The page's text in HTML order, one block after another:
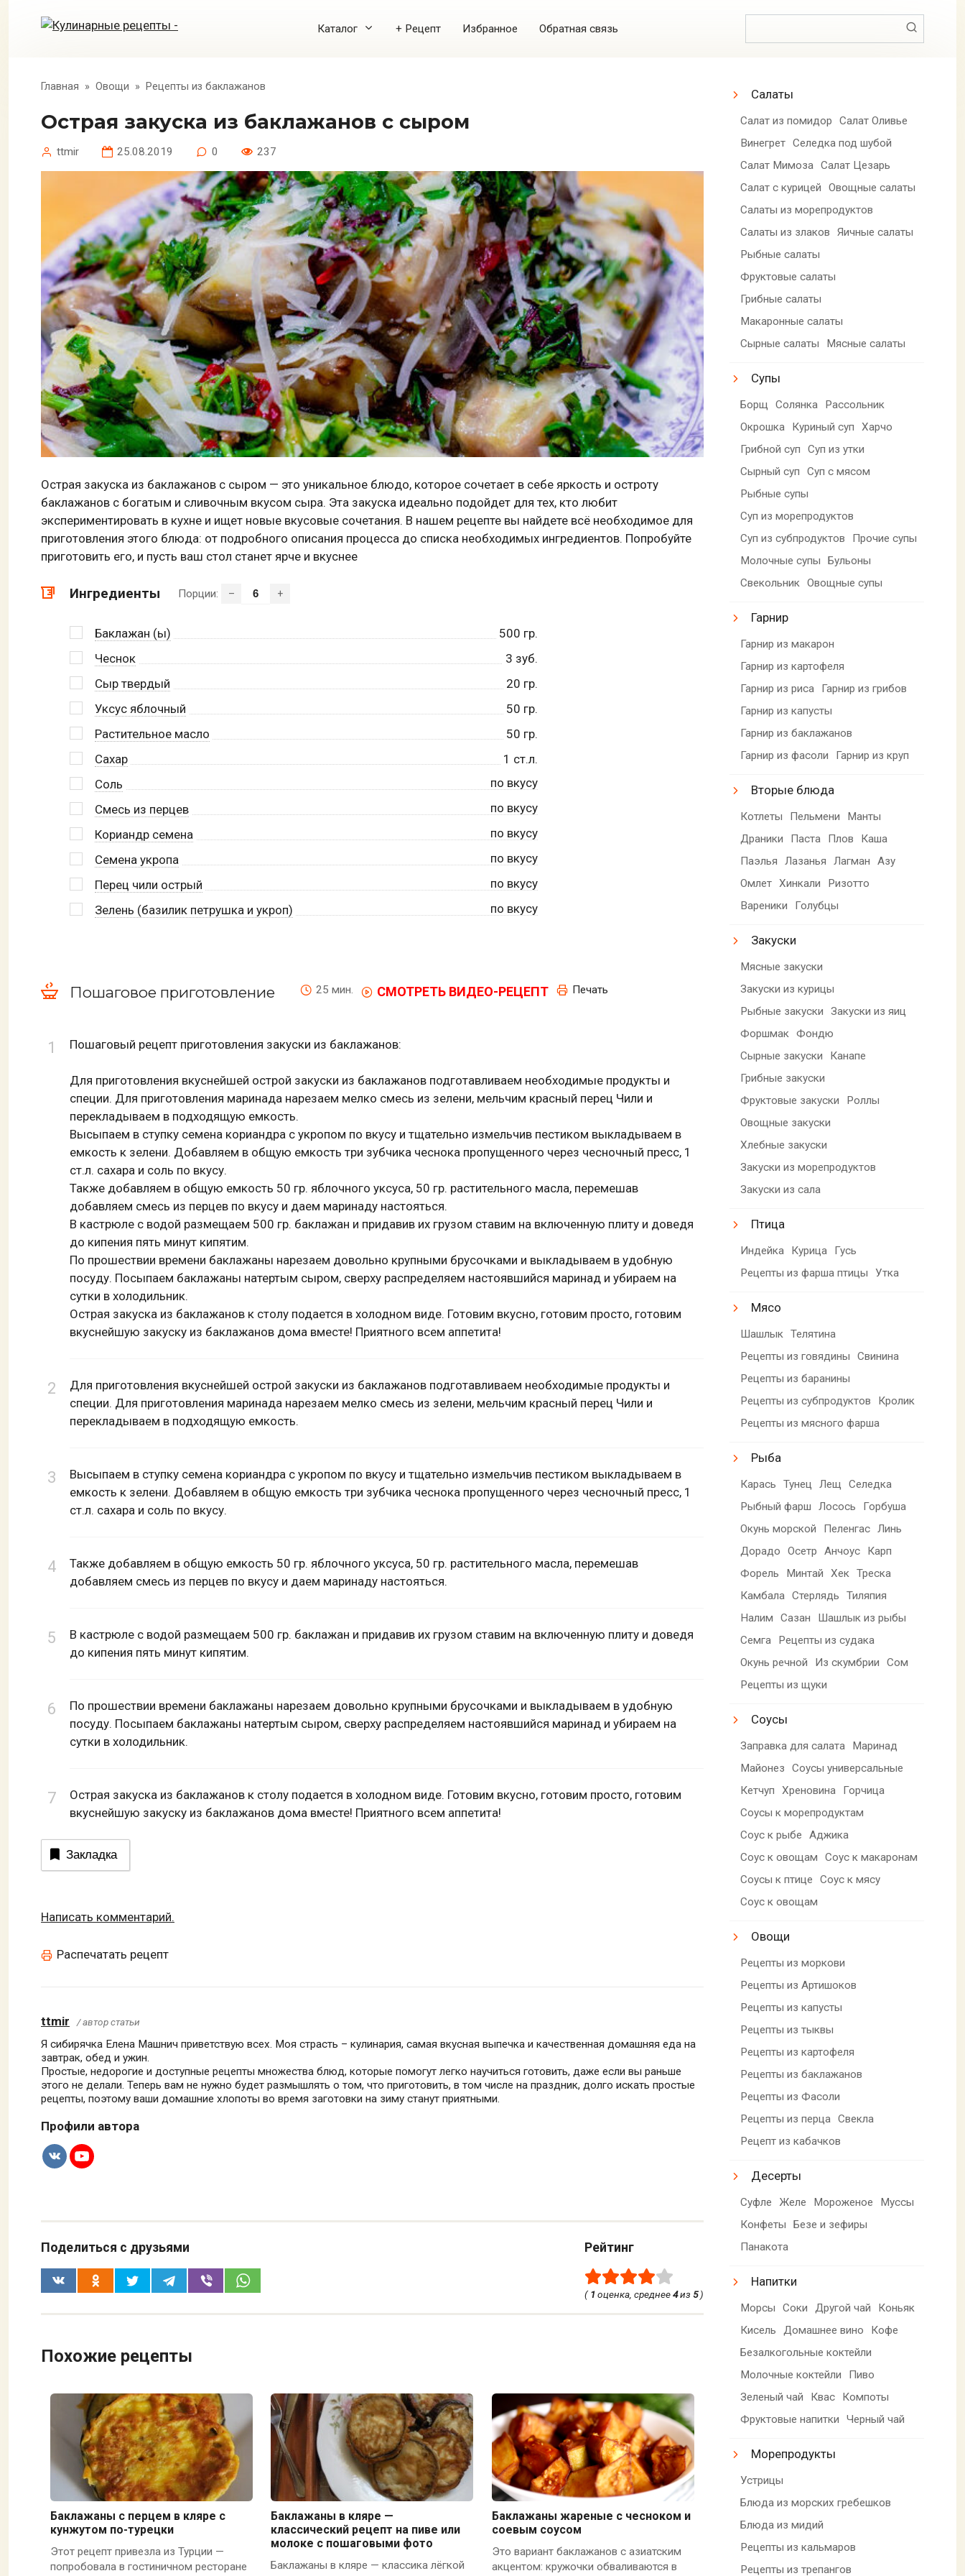
Каталог + Рецепт Избранное Обратная связь
Главная » Овощи » Рецепты из баклажанов
Острая закуска из баклажанов с сыром
ttmir 25.08.2019 0 237
Острая закуска из баклажанов с сыром — это уникальное блюдо, которое сочетает в себе яркость и остроту
баклажанов с богатым и сливочным вкусом сыра. Эта закуска идеально подойдет для тех, кто любит
экспериментировать в кухне и ищет новые вкусовые сочетания. В нашем рецепте вы найдете всё необходимое для
приготовления этого блюда: от подробного описания процесса до списка необходимых ингредиентов. Попробуйте
приготовить его, и пусть ваш стол станет ярче и вкуснее
Ингредиенты Порции: – +
Баклажан (ы) 500 гр.
Чеснок
3 зуб.
Сыр твердый
20 гр.
Уксус яблочный
50 гр.
Растительное масло
50 гр.
Сахар
1 ст.л.
Соль
по вкусу
Смесь из перцев
по вкусу
Кориандр семена
по вкусу
Семена укропа
по вкусу
Перец чили острый
по вкусу
Зелень (базилик петрушка и укроп)
по вкусу
Пошаговое приготовление 25 мин. СМОТРЕТЬ ВИДЕО-РЕЦЕПТ Печать
Пошаговый рецепт приготовления закуски из баклажанов:
Для приготовления вкуснейшей острой закуски из баклажанов подготавливаем необходимые продукты и
специи. Для приготовления маринада нарезаем мелко смесь из зелени, мельчим красный перец Чили и
перекладываем в подходящую емкость.
Высыпаем в ступку семена кориандра с укропом по вкусу и тщательно измельчив пестиком выкладываем в
емкость к зелени. Добавляем в общую емкость три зубчика чеснока пропущенного через чесночный пресс, 1
ст.л. сахара и соль по вкусу.
Также добавляем в общую емкость 50 гр. яблочного уксуса, 50 гр. растительного масла, перемешав
добавляем смесь из перцев по вкусу и даем маринаду настояться.
В кастрюле с водой размещаем 500 гр. баклажан и придавив их грузом ставим на включенную плиту и доведя
до кипения пять минут кипятим.
По прошествии времени баклажаны нарезаем довольно крупными брусочками и выкладываем в удобную
посуду. Посыпаем баклажаны натертым сыром, сверху распределяем настоявшийся маринад и убираем на
сутки в холодильник.
Острая закуска из баклажанов к столу подается в холодном виде. Готовим вкусно, готовим просто, готовим
вкуснейшую закуску из баклажанов дома вместе! Приятного всем аппетита!
Для приготовления вкуснейшей острой закуски из баклажанов подготавливаем необходимые продукты и
специи. Для приготовления маринада нарезаем мелко смесь из зелени, мельчим красный перец Чили и
перекладываем в подходящую емкость.
Высыпаем в ступку семена кориандра с укропом по вкусу и тщательно измельчив пестиком выкладываем в
емкость к зелени. Добавляем в общую емкость три зубчика чеснока пропущенного через чесночный пресс, 1
ст.л. сахара и соль по вкусу.
Также добавляем в общую емкость 50 гр. яблочного уксуса, 50 гр. растительного масла, перемешав
добавляем смесь из перцев по вкусу и даем маринаду настояться.
В кастрюле с водой размещаем 500 гр. баклажан и придавив их грузом ставим на включенную плиту и доведя
до кипения пять минут кипятим.
По прошествии времени баклажаны нарезаем довольно крупными брусочками и выкладываем в удобную
посуду. Посыпаем баклажаны натертым сыром, сверху распределяем настоявшийся маринад и убираем на
сутки в холодильник.
Острая закуска из баклажанов к столу подается в холодном виде. Готовим вкусно, готовим просто, готовим
вкуснейшую закуску из баклажанов дома вместе! Приятного всем аппетита!
Закладка
Написать комментарий.
Распечатать рецепт
ttmir / автор статьи
Я сибирячка Елена Машнич приветствую всех. Моя страсть – кулинария, самая вкусная выпечка и качественная домашняя еда на
завтрак, обед и ужин.
Простые, недорогие и доступные рецепты множества блюд, которые помогут легко научиться готовить, даже если вы раньше
этого не делали. Теперь вам не нужно будет размышлять о том, что приготовить, в том числе на праздник, долго искать простые
рецепты, поэтому ваши домашние хлопоты во время заготовки на зиму станут приятными.
Профили автора
Поделиться с друзьями Рейтинг
( 1оценка, среднее4из 5)
Похожие рецепты
Баклажаны с перцем в кляре с
кунжутом по-турецки
Этот рецепт привезла из Турции —
попробовала в гостиничном ресторане
Баклажаны в кляре —
классический рецепт на пиве или
молоке с пошаговыми фото
Баклажаны в кляре — классика лёгкой
Баклажаны жареные с чесноком и
соевым соусом
Это вариант баклажанов с азиатским
акцентом: кружочки обваливаются в
Салаты
Салат из помидор
Салат Оливье
Винегрет Селедка под шубой
Салат Мимоза Салат Цезарь
Салат с курицей
Овощные салаты
Салаты из морепродуктов
Салаты из злаков
Яичные салаты
Рыбные салаты
Фруктовые салаты
Грибные салаты
Макаронные салаты
Сырные салаты
Мясные салаты
Супы
Борщ Солянка
Рассольник
Окрошка
Куриный суп
Харчо
Грибной суп
Суп из утки
Сырный суп
Суп с мясом
Рыбные супы
Суп из морепродуктов
Суп из субпродуктов
Прочие супы
Молочные супы
Бульоны
Свекольник Овощные супы
Гарнир
Гарнир из макарон
Гарнир из картофеля
Гарнир из риса
Гарнир из грибов
Гарнир из капусты
Гарнир из баклажанов
Гарнир из фасоли
Гарнир из круп
Вторые блюда
Котлеты Пельмени
Манты
Драники
Паста Плов
Каша
Паэлья
Лазанья Лагман
Азу
Омлет Хинкали
Ризотто
Вареники
Голубцы
Закуски
Мясные закуски
Закуски из курицы
Рыбные закуски
Закуски из яиц
Форшмак Фондю
Сырные закуски
Канапе
Грибные закуски
Фруктовые закуски
Роллы
Овощные закуски
Хлебные закуски
Закуски из морепродуктов
Закуски из сала
Птица
Индейка Курица
Гусь
Рецепты из фарша птицы
Утка
Мясо
Шашлык Телятина
Рецепты из говядины
Свинина
Рецепты из баранины
Рецепты из субпродуктов
Кролик
Рецепты из мясного фарша
Рыба
Карась Тунец Лещ
Селедка
Рыбный фарш
Лосось
Горбуша
Окунь морской
Пеленгас Линь
Дорадо
Осетр Анчоус
Карп
Форель
Минтай Хек Треска
Камбала Стерлядь
Тиляпия
Налим
Сазан
Шашлык из рыбы
Семга
Рецепты из судака
Окунь речной
Из скумбрии
Сом
Рецепты из щуки
Соусы
Заправка для салата
Маринад
Майонез
Соусы универсальные
Кетчуп
Хреновина
Горчица
Соусы к морепродуктам
Соус к рыбе
Аджика
Соус к овощам
Соус к макаронам
Соусы к птице
Соус к мясу
Соус к овощам
Овощи
Рецепты из моркови
Рецепты из Артишоков
Рецепты из капусты
Рецепты из тыквы
Рецепты из картофеля
Рецепты из баклажанов
Рецепты из Фасоли
Рецепты из перца Свекла
Рецепт из кабачков
Десерты
Суфле Желе Мороженое
Муссы
Конфеты
Безе и зефиры
Панакота
Напитки
Морсы Соки Другой чай
Коньяк
Кисель
Домашнее вино
Кофе
Безалкогольные коктейли
Молочные коктейли
Пиво
Зеленый чай
Квас
Компоты
Фруктовые напитки
Черный чай
Морепродукты
Устрицы
Блюда из морских гребешков
Блюда из мидий
Рецепты из кальмаров
Рецепты из трепангов